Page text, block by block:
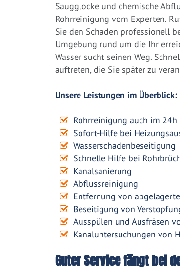
Saugglocke und chemische
Rohrreinigung vom Experten.
Sie den Schaden professionell
Umgebung rund um die Ihr
Wasser sucht seinen Weg.
auftreten, die Sie später zu
Unsere Leistungen im Überblick:
Rohrreinigung auch im
Sofort-Hilfe bei
Wasserschadenbeseitigung
Schnelle Hilfe bei
Kanalsanierung
Abflussreinigung
Entfernung von
Beseitigung von
Ausspülen und Ausfräsen
Kanaluntersuchungen von
Guter Service fängt bei